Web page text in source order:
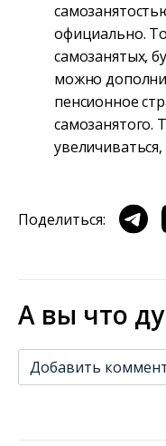
официально.
самозанятых,
можно
пенсионное
самозанятого.
Поделиться:
А вы что
Добавить